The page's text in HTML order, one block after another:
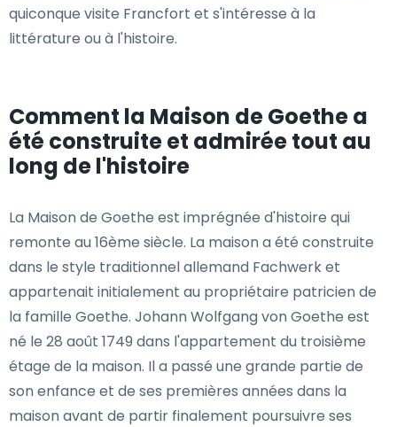
quiconque visite Francfort et s'intéresse à la
littérature ou à l'histoire.
Comment la Maison de Goethe a
été construite et admirée tout au
long de l'histoire
La Maison de Goethe est imprégnée d'histoire qui
remonte au 16ème siècle. La maison a été construite
dans le style traditionnel allemand Fachwerk et
appartenait initialement au propriétaire patricien de
la famille Goethe. Johann Wolfgang von Goethe est
né le 28 août 1749 dans l'appartement du troisième
étage de la maison. Il a passé une grande partie de
son enfance et de ses premières années dans la
maison avant de partir finalement poursuivre ses